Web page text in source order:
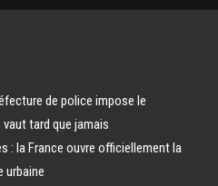
de police impose le
tard que jamais
: la France ouvre officiellement la
urbaine